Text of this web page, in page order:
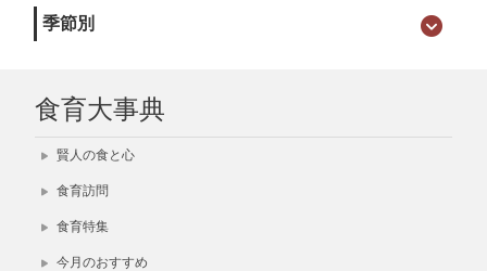
季節別
食育大事典
賢人の食と心
食育訪問
食育特集
今月のおすすめ